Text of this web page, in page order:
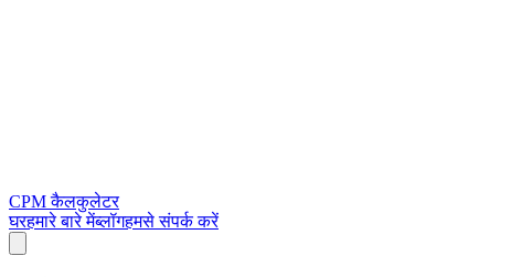
CPM कैलकुलेटर
घरहमारे बारे मेंब्लॉगहमसे संपर्क करें